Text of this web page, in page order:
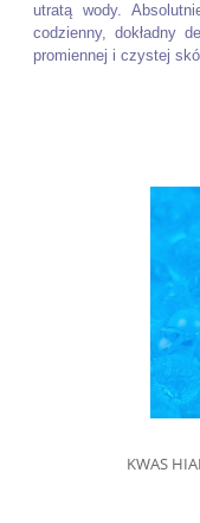
utratą wody.
codzienny, dokładny
promiennej i czystej
KWAS